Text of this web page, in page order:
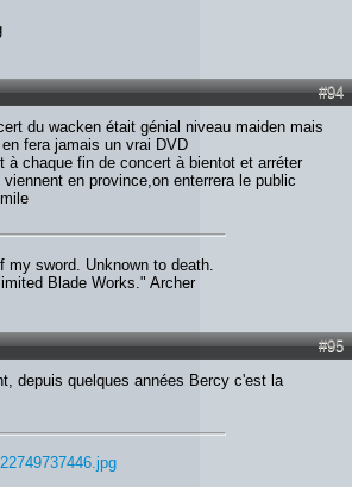
#94
du wacken était génial niveau maiden mais
fera jamais un vrai DVD
à chaque fin de concert à bientot et arréter
en province,on enterrera le public
my sword. Unknown to death.
Blade Works." Archer
#95
depuis quelques années Bercy c'est la